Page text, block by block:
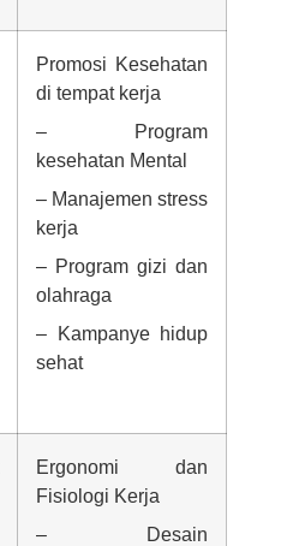
Promosi Kesehatan
di tempat kerja
– Program
kesehatan Mental
– Manajemen stress
kerja
– Program gizi dan
olahraga
– Kampanye hidup
sehat
Ergonomi dan
Fisiologi Kerja
– Desain